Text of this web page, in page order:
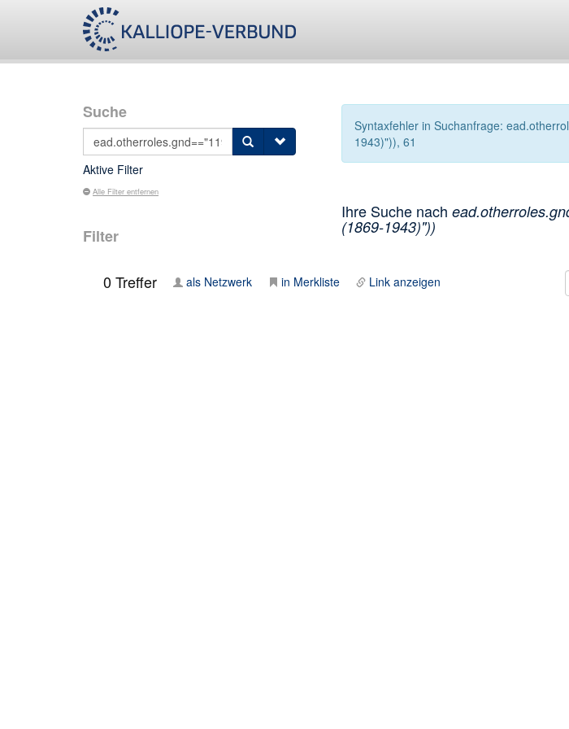
Suche
Aktive Filter
Alle Filter entfernen
Filter
Syntaxfehler in Suchanfrage:
1943)")), 61
Ihre Suche nach
(1869-1943)"))
0Treffer als Netzwerk in Merkliste Link anzeigen